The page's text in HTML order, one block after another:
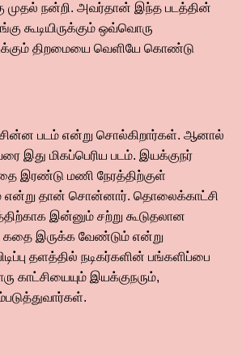
முதல் நன்றி. அவர்தான் இந்த படத்தின்
கூடியிருக்கும் ஒவ்வொரு
திறமையை வெளியே கொண்டு
படம் என்று சொல்கிறார்கள். ஆனால்
இது மிகப்பெரிய படம். இயக்குநர்
இரண்டு மணி நேரத்திற்குள்
என்று தான் சொன்னார். தொலைக்காட்சி
இன்னும் சற்று கூடுதலான
கதை இருக்க வேண்டும் என்று
தளத்தில் நடிகர்களின் பங்களிப்பை
காட்சியையும் இயக்குநரும்,